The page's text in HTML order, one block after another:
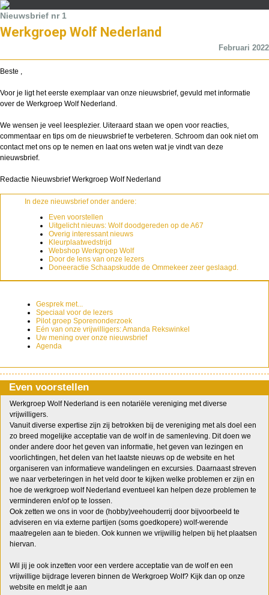
Nieuwsbrief nr 1
Werkgroep Wolf Nederland
Februari 2022
Beste ,
Voor je ligt het eerste exemplaar van onze nieuwsbrief, gevuld met informatie
over de Werkgroep Wolf Nederland.
We wensen je veel leesplezier. Uiteraard staan we open voor reacties,
commentaar en tips om de nieuwsbrief te verbeteren. Schroom dan ook niet om
contact met ons op te nemen en laat ons weten wat je vindt van deze
nieuwsbrief.
Redactie Nieuwsbrief Werkgroep Wolf Nederland
In deze nieuwsbrief onder andere:
Even voorstellen
Uitgelicht nieuws: Wolf doodgereden op de A67
Overig interessant nieuws
Kleurplaatwedstrijd
Webshop Werkgroep Wolf
Door de lens van onze lezers
Doneeractie Schaapskudde de Ommekeer zeer geslaagd.
Gesprek met...
Speciaal voor de lezers
Pilot groep Sporenonderzoek
Eén van onze vrijwilligers: Amanda Rekswinkel
Uw mening over onze nieuwsbrief
Agenda
Even voorstellen
Werkgroep Wolf Nederland is een notariële vereniging met diverse
vrijwilligers.
Vanuit diverse expertise zijn zij betrokken bij de vereniging met als doel een
zo breed mogelijke acceptatie van de wolf in de samenleving. Dit doen we
onder andere door het geven van informatie, het geven van lezingen en
voorlichtingen, het delen van het laatste nieuws op de website en het
organiseren van informatieve wandelingen en excursies. Daarnaast streven
we naar verbeteringen in het veld door te kijken welke problemen er zijn en
hoe de werkgroep wolf Nederland eventueel kan helpen deze problemen te
verminderen en/of op te lossen.
Ook zetten we ons in voor de (hobby)veehouderrij door bijvoorbeeld te
adviseren en via externe partijen (soms goedkopere) wolf-werende
maatregelen aan te bieden. Ook kunnen we vrijwillig helpen bij het plaatsen
hiervan.
Wil jij je ook inzetten voor een verdere acceptatie van de wolf en een
vrijwillige bijdrage leveren binnen de Werkgroep Wolf? Kijk dan op onze
website en meldt je aan